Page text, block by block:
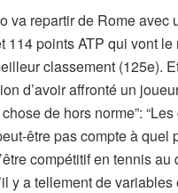
va repartir de Rome avec
114 points ATP qui vont le
classement (125e).
d’avoir affronté un
de hors norme”:
être pas compte à quel
compétitif en tennis au
y a tellement de variables